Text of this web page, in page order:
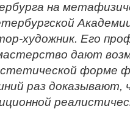
на
художник. Его
дают
форме
раз доказывают,